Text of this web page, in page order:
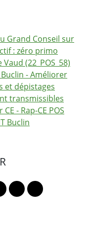
Grand Conseil sur
: zéro primo
(22_POS_58)
- Améliorer
et dépistages
transmissibles
- Rap-CE POS
Buclin
Bluesky
profil Instagram
le profil Linkedin
vers le profil
Lien vers le profil
Partager par